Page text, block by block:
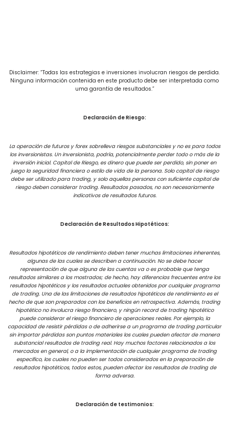
Disclaimer: “Todas las estrategias e inversiones involucran riesgos de perdida.
Ninguna información contenida en este producto debe ser interpretada como
uma garantía de resultados.”
Declaración de Riesgo:
La operación de futuros y forex sobrelleva riesgos substanciales y no es para todos
los inversionistas. Un inversionista, podría, potencialmente perder todo o más de la
inversión inicial. Capital de Riesgo, es dinero que puede ser perdido, sin poner en
juego la seguridad financiera o estilo de vida de la persona. Solo capital de riesgo
debe ser utilizado para trading, y solo aquellas personas con suficiente capital de
riesgo deben considerar trading. Resultados pasados, no son necesariamente
indicativos de resultados futuros.
Declaración de Resultados Hipotéticos:
Resultados hipotéticos de rendimiento deben tener muchas limitaciones inherentes,
algunas de las cuales se describen a continuación. No se debe hacer
representación de que alguna de las cuentas va o es probable que tenga
resultados similares a los mostrados; de hecho, hay diferencias frecuentes entre los
resultados hipotéticos y los resultados actuales obtenidos por cualquier programa
de trading. Una de las limitaciones de resultados hipotéticos de rendimiento es el
hecho de que son preparados con los beneficios en retrospectiva. Además, trading
hipotético no involucra riesgo financiero, y ningún record de trading hipotético
puede considerar el riesgo financiero de operaciones reales. Por ejemplo, la
capacidad de resistir pérdidas o de adherirse a un programa de trading particular
sin importar pérdidas son puntos materiales los cuales pueden afectar de manera
substancial resultados de trading real. Hay muchos factores relacionados a los
mercados en general, o a la implementación de cualquier programa de trading
especifico, los cuales no pueden ser todos considerados en la preparación de
resultados hipotéticos, todos estos, pueden afectar los resultados de trading de
forma adversa.
Declaración de testimonios: